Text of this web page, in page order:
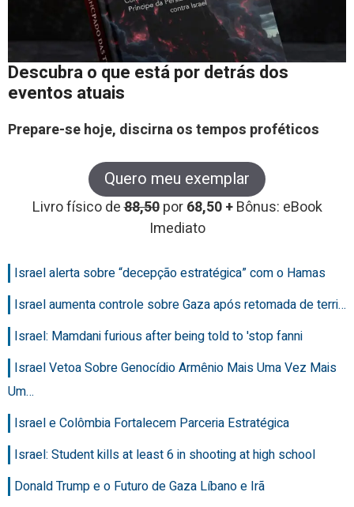
Descubra o que está por detrás dos
eventos atuais
Prepare-se hoje, discirna os tempos proféticos
Quero meu exemplar
Livro físico de88,50 por68,50 +Bônus: eBook
Imediato
Israel alerta sobre “decepção estratégica” com o Hamas
Israel aumenta controle sobre Gaza após retomada de terri…
Israel: Mamdani furious after being told to 'stop fanni
Israel Vetoa Sobre Genocídio Armênio Mais Uma Vez Mais
Um…
Israel e Colômbia Fortalecem Parceria Estratégica
Israel: Student kills at least 6 in shooting at high school
Donald Trump e o Futuro de Gaza Líbano e Irã